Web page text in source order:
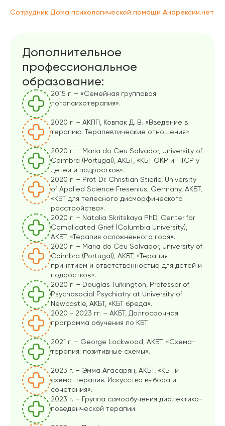
Сотрудник Дома психологической помощи Анорексии.нет
Дополнительное
профессиональное
образование:
2015 г. – «Семейная групповая
логопсихотерапия».
2020 г. – АКПП, Ковпак Д. В. «Введение в
терапию. Терапевтические отношения».
2020 г. – Maria do Ceu Salvador, University of
Coimbra (Portugal), АКБТ, «КБТ ОКР и ПТСР у
детей и подростков».
2020 г. – Prof. Dr. Christian Stierle, University
of Applied Science Fresenius, Germany, АКБТ,
«КБТ для телесного дисморфического
расстройства».
2020 г. – Natalia Skritskaya PhD, Center for
Complicated Grief (Columbia University),
АКБТ, «Терапия осложнённого горя».
2020 г. – Maria do Ceu Salvador, University of
Coimbra (Portugal), АКБТ, «Терапия
принятием и ответственностью для детей и
подростков».
2020 г. – Douglas Turkington, Professor of
Psychosocial Psychiatry at University of
Newcastle, АКБТ, «КБТ бреда».
2020 - 2023 гг. – АКБТ, Долгосрочная
программа обучения по КБТ.
2021 г. – George Lockwood, АКБТ, «Схема-
терапия: позитивные схемы».
2023 г. – Эмма Агасарян, АКБТ, «КБТ и
схема-терапия. Искусство выбора и
сочетания».
2023 г. – Группа самообучения диалектико-
поведенческой терапии.